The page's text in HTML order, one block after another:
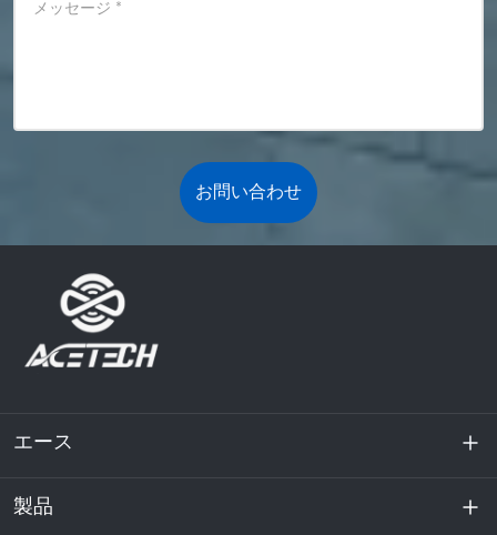
メッセージ *
お問い合わせ
エース
私たちに関しては
製品